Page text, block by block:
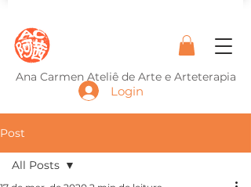
Ana Carmen Ateliê de Arte e Arteterapia
Login
Post
All Posts